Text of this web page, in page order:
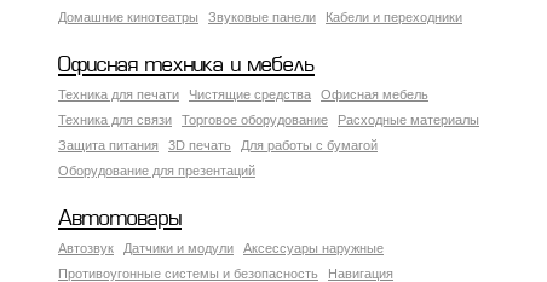
Домашние кинотеатры
Звуковые панели Кабели и переходники
Офисная техника и мебель
Техника для печати Чистящие средства
Офисная мебель
Техника для связи
Торговое оборудование
Расходные материалы
Защита питания
3D печать
Для работы с бумагой
Оборудование для презентаций
Автотовары
Автозвук Датчики и модули
Аксессуары наружные
Противоугонные системы и безопасность
Навигация